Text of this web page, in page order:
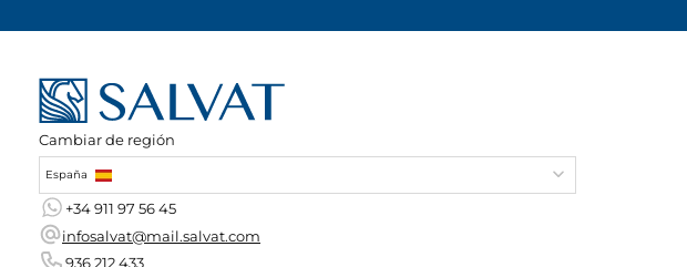
Cambiar de región
España
+34 911 97 56 45
infosalvat@mail.salvat.com
936 212 433